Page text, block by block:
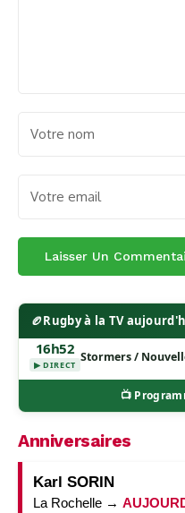
🏉Rugby à la TV
16h52
▶ DIRECT
Stormers /
📺
Anniversaires
Karl SORIN
La Rochelle →